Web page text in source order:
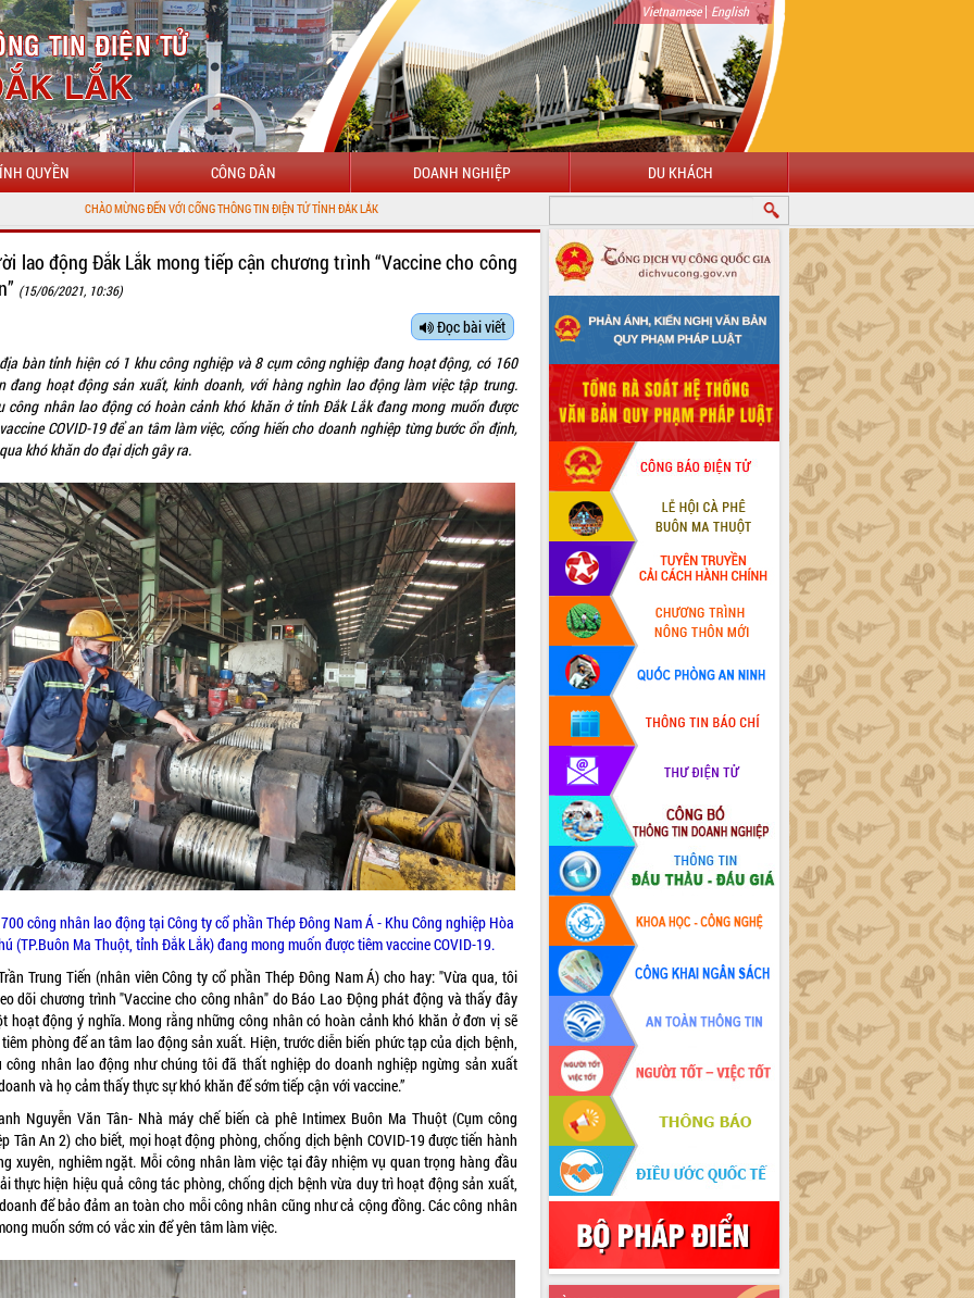
Vietnamese| English
QUYỀN CÔNG DÂN DOANH NGHIỆP DU KHÁCH
MỪNG ĐẾN VỚI CỔNG THÔNG TIN ĐIỆN TỬ TỈNH ĐẮK LẮK
lao động Đắk Lắk mong tiếp cận chương trình “Vaccine cho công
(15/06/2021, 10:36)
Đọc bài viết
bàn tỉnh hiện có 1 khu công nghiệp và 8 cụm công nghiệp đang hoạt động, có 160
đang hoạt động sản xuất, kinh doanh, với hàng nghìn lao động làm việc tập trung.
công nhân lao động có hoàn cảnh khó khăn ở tỉnh Đắk Lắkđang mong muốn được
COVID-19 để an tâm làm việc, cống hiến cho doanh nghiệp từng bước ổn định,
khó khăn do đại dịch gây ra.
công nhân lao động tại Công ty cổ phần Thép Đông Nam Á - Khu Công nghiệp Hòa
(TP.Buôn Ma Thuột, tỉnh Đắk Lắk) đang mong muốn được tiêm vaccine COVID-19.
Trung Tiến (nhân viên Công ty cổ phần Thép Đông Nam Á) cho hay: "Vừa qua, tôi
dõi chương trình "Vaccine cho công nhân" do Báo Lao Động phát động và thấy đây
hoạt động ý nghĩa. Mong rằng những công nhân có hoàn cảnh khó khăn ở đơn vị sẽ
phòng để an tâm lao động sản xuất. Hiện, trước diễn biến phức tạp của dịch bệnh,
công nhân lao động như chúng tôi đã thất nghiệp do doanh nghiệp ngừng sản xuất
và họ cảm thấy thực sự khó khăn để sớm tiếp cận với vaccine.”
Nguyễn Văn Tân- Nhà máy chế biến cà phê Intimex Buôn Ma Thuột (Cụm công
Tân An 2) cho biết, mọi hoạt động phòng, chống dịch bệnh COVID-19 được tiến hành
xuyên, nghiêm ngặt. Mỗi công nhân làm việc tại đây nhiệm vụ quan trọng hàng đầu
thực hiện hiệu quả công tác phòng, chống dịch bệnh vừa duy trì hoạt động sản xuất,
để bảo đảm an toàn cho mỗi công nhân cũng như cả cộng đồng. Các công nhân
muốn sớm có vắc xin để yên tâm làm việc.